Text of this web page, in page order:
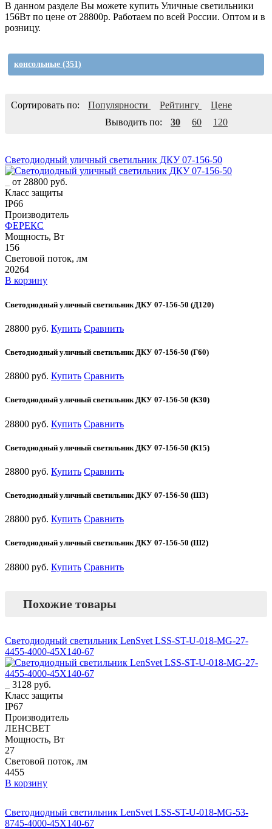
В данном разделе Вы можете купить Уличные светильники
156Вт по цене от 28800р. Работаем по всей России. Оптом и в
розницу.
консольные (351)
Сортировать по: Популярности Рейтингу
Цене
Выводить по:
30 60 120
Светодиодный уличный светильник ДКУ 07-156-50
от 28800 руб.
Класс защиты
IP66
Производитель
ФЕРЕКС
Мощность, Вт
156
Световой поток, лм
20264
В корзину
Светодиодный уличный светильник ДКУ 07-156-50 (Д120)
28800 руб. Купить Сравнить
Светодиодный уличный светильник ДКУ 07-156-50 (Г60)
28800 руб. Купить Сравнить
Светодиодный уличный светильник ДКУ 07-156-50 (К30)
28800 руб. Купить Сравнить
Светодиодный уличный светильник ДКУ 07-156-50 (К15)
28800 руб. Купить Сравнить
Светодиодный уличный светильник ДКУ 07-156-50 (Ш3)
28800 руб. Купить Сравнить
Светодиодный уличный светильник ДКУ 07-156-50 (Ш2)
28800 руб. Купить Сравнить
Похожие товары
Светодиодный светильник LenSvet LSS-ST-U-018-MG-27-
4455-4000-45X140-67
3128 руб.
Класс защиты
IP67
Производитель
ЛЕНСВЕТ
Мощность, Вт
27
Световой поток, лм
4455
В корзину
Светодиодный светильник LenSvet LSS-ST-U-018-MG-53-
8745-4000-45X140-67